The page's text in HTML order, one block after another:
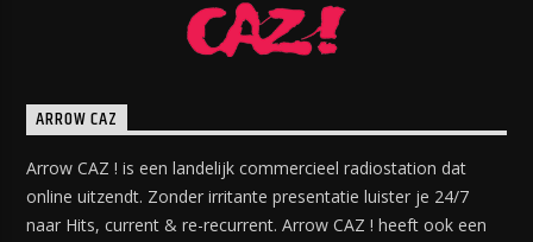
ARROW CAZ
Arrow CAZ ! is een landelijk commercieel radiostation dat
online uitzendt. Zonder irritante presentatie luister je 24/7
naar Hits, current & re-recurrent. Arrow CAZ ! heeft ook een